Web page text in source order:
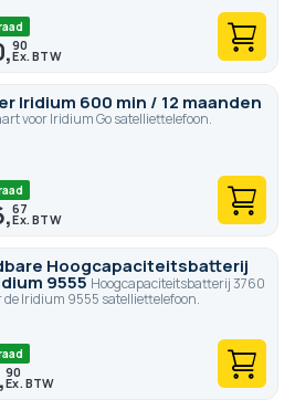
90
Iridium 600 min / 12 maanden
voor Iridium Go satelliettelefoon.
67
Hoogcapaciteitsbatterij
9555Hoogcapaciteitsbatterij 3760
de Iridium 9555 satelliettelefoon.
90